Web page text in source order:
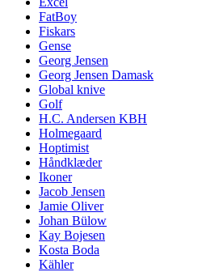
FatBoy
Fiskars
Gense
Georg Jensen
Georg Jensen Damask
Global knive
Golf
H.C. Andersen KBH
Holmegaard
Hoptimist
Håndklæder
Ikoner
Jacob Jensen
Jamie Oliver
Johan Bülow
Kay Bojesen
Kosta Boda
Kähler